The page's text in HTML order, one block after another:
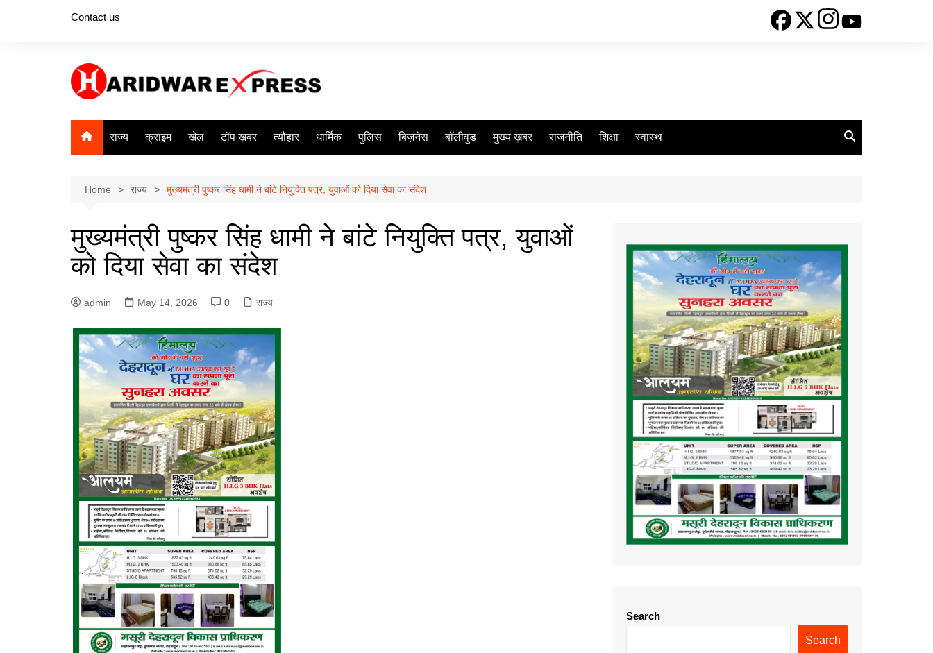
Contact us
राज्य क्राइम खेल टॉप ख़बर त्यौहार धार्मिक पुलिस बिज़नेस बॉलीवुड मुख्य ख़बर राजनीति शिक्षा स्वास्थ
Home राज्य मुख्यमंत्री पुष्कर सिंह धामी ने बांटे नियुक्ति पत्र, युवाओं को दिया सेवा का संदेश
मुख्यमंत्री पुष्कर सिंह धामी ने बांटे नियुक्ति पत्र, युवाओं
को दिया सेवा का संदेश
admin May 14, 2026 0 राज्य
Search
Search